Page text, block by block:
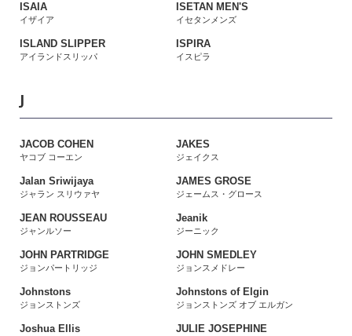
ISAIA
イザイア
ISETAN MEN'S
イセタンメンズ
ISLAND SLIPPER
アイランドスリッパ
ISPIRA
イスピラ
J
JACOB COHEN
ヤコブ コーエン
JAKES
ジェイクス
Jalan Sriwijaya
ジャラン スリウァヤ
JAMES GROSE
ジェームス・グロース
JEAN ROUSSEAU
ジャンルソー
Jeanik
ジーニック
JOHN PARTRIDGE
ジョンパートリッジ
JOHN SMEDLEY
ジョンスメドレー
Johnstons
ジョンストンズ
Johnstons of Elgin
ジョンストンズ オブ エルガン
Joshua Ellis JULIE JOSEPHINE